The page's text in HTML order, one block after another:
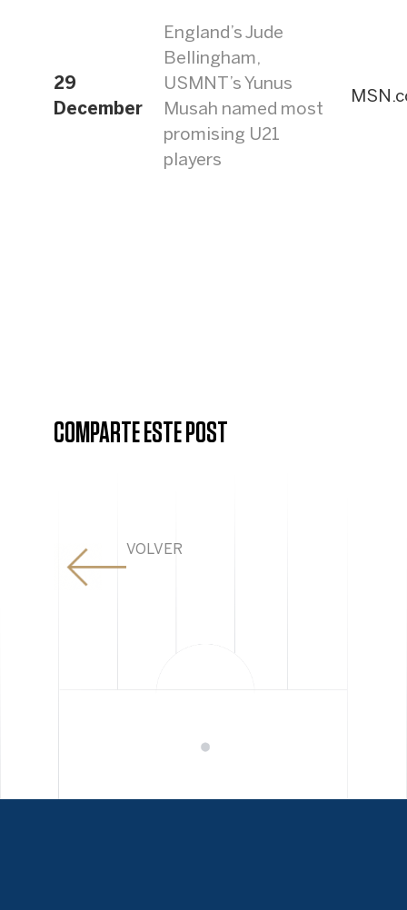
29
December
England’s Jude
Bellingham,
USMNT’s Yunus
Musah named most
promising U21
players
COMPARTE ESTE POST
VOLVER